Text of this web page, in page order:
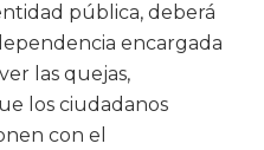
pública, deberá
encargada
las quejas,
los ciudadanos
con el